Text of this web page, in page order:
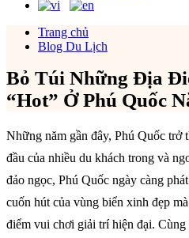
Trang chủ
Blog Du Lịch
Bỏ Túi Những Địa
“Hot” Ở Phú Quốc
Những năm gần đây, Phú Quốc trở
đầu của nhiều du khách trong và
đảo ngọc, Phú Quốc ngày càng
cuốn hút của vùng biển xinh đẹp
điểm vui chơi giải trí hiện đại.